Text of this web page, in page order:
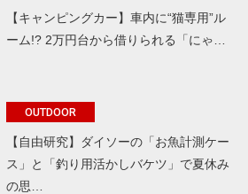
【キャンピングカー】車内に“猫専用”ル
ーム!? 2万円台から借りられる「にゃ…
OUTDOOR
【自由研究】ダイソーの「お魚計測ケー
ス」と「釣り用活かしバケツ」で夏休み
の思…